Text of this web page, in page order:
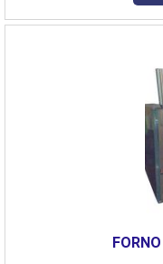
normas vigentes com o
clientes uma estrutura
realizadas as atividades
certificar que se tenha
muitas maneiras
competência, excelência
Burner Combustão
Soluções eficazes para
Colaboradores hábeis